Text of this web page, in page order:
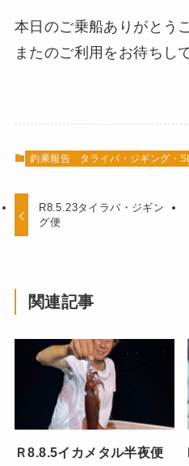
本日のご乗船ありがとう
またのご利用をお待ちし
釣果報告 タライバ・ジギング・
R8.5.23タイラバ・ジギン
グ便
関連記事
Ｒ8.8.5イカメタル半夜便